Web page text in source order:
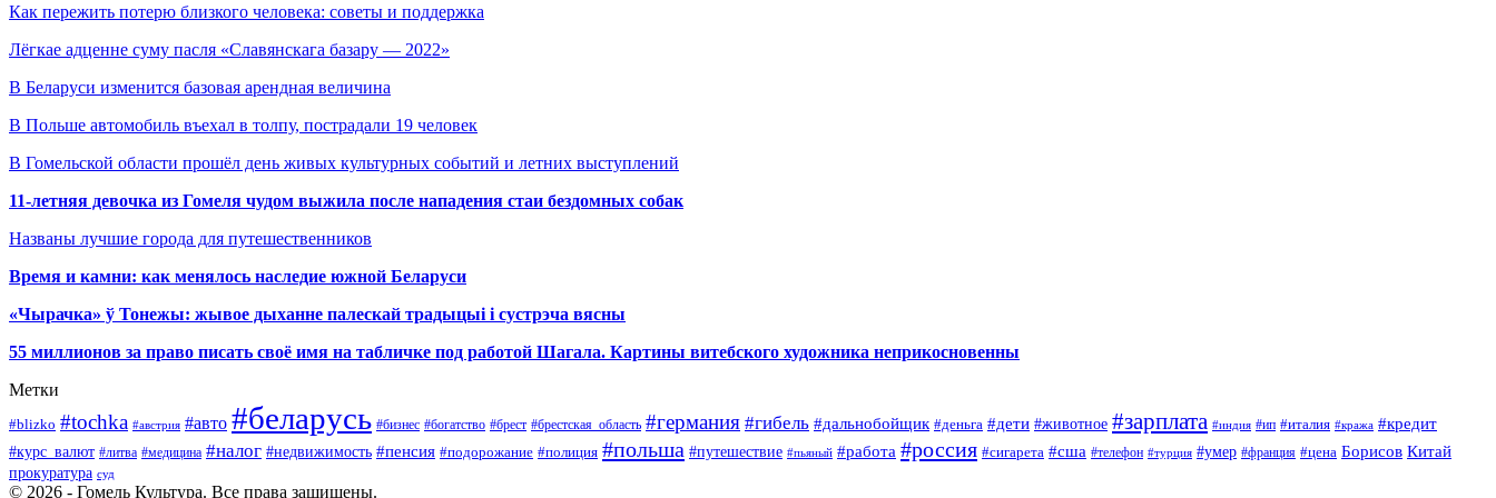
Как пережить потерю близкого человека: советы и поддержка
Лёгкае адценне суму пасля «Славянскага базару — 2022»
В Беларуси изменится базовая арендная величина
В Польше автомобиль въехал в толпу, пострадали 19 человек
В Гомельской области прошёл день живых культурных событий и летних выступлений
11-летняя девочка из Гомеля чудом выжила после нападения стаи бездомных собак
Названы лучшие города для путешественников
Время и камни: как менялось наследие южной Беларуси
«Чырачка» ў Тонежы: жывое дыханне палескай традыцыі і сустрэча вясны
55 миллионов за право писать своё имя на табличке под работой Шагала. Картины витебского художника неприкосновенны
Метки
#blizko #tochka #австрия #авто #беларусь #бизнес #богатство #брест #брестская_область #германия #гибель #дальнобойщик #деньга #дети #животное #зарплата #индия #ип #италия #кража #кредит
#курс_валют #литва #медицина #налог #недвижимость #пенсия #подорожание #полиция #польша #путешествие #пьяный #работа #россия #сигарета #сша #телефон #турция #умер #франция #цена Борисов Китай
прокуратура суд
© 2026 - Гомель Культура. Все права защищены.